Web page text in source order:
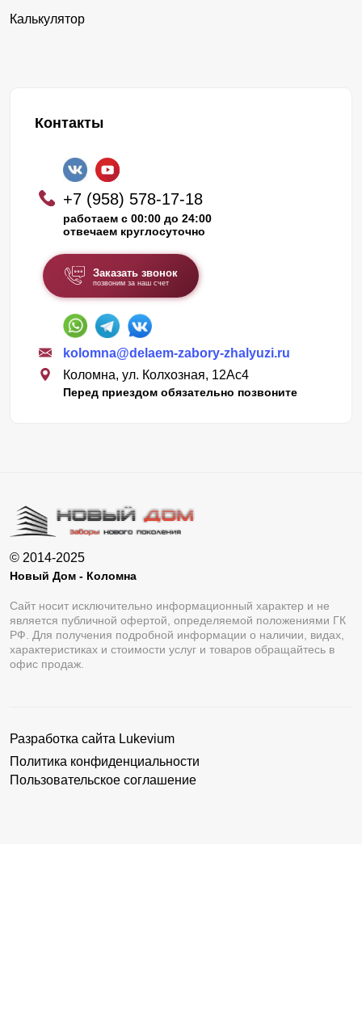
Калькулятор
Контакты
+7 (958) 578-17-18
работаем с 00:00 до 24:00
отвечаем круглосуточно
Заказать звонок
позвоним за наш счет
kolomna@delaem-zabory-zhalyuzi.ru
Коломна, ул. Колхозная, 12Ас4
Перед приездом обязательно позвоните
© 2014-2025
Новый Дом - Коломна
Сайт носит исключительно информационный характер и не
является публичной офертой, определяемой положениями ГК
РФ. Для получения подробной информации о наличии, видах,
характеристиках и стоимости услуг и товаров обращайтесь в
офис продаж.
Разработка сайта Lukevium
Политика конфиденциальности
Пользовательское соглашение